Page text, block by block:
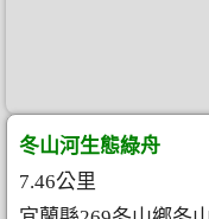
冬山河生態綠舟
7.46公里